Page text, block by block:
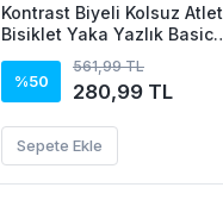
Kontrast Biyeli Kolsuz Atlet
Bisiklet Yaka Yazlık Basic
%50
561,99 TL
280,99 TL
Sepete Ekle